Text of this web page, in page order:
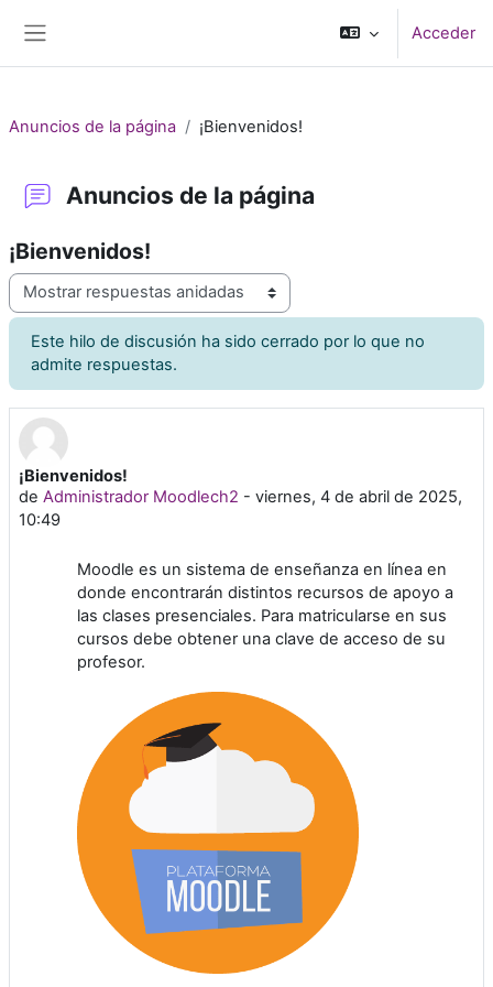
Acceder
Anuncios de la página ¡Bienvenidos!
Anuncios de la página
¡Bienvenidos!
Mostrar modo
Este hilo de discusión ha sido cerrado por lo que no
admite respuestas.
¡Bienvenidos!
de Administrador Moodlech2 - viernes, 4 de abril de 2025,
10:49
Número de respuestas: 0
Moodle es un sistema de enseñanza en línea en
donde encontrarán distintos recursos de apoyo a
las clases presenciales. Para matricularse en sus
cursos debe obtener una clave de acceso de su
profesor.